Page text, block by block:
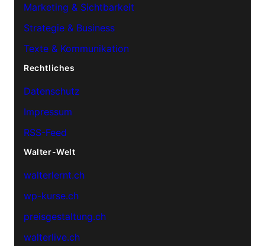
Marketing & Sichtbarkeit
Strategie & Business
Texte & Kommunikation
Rechtliches
Datenschutz
Impressum
RSS-Feed
Walter-Welt
walterlernt.ch
wp-kurse.ch
preisgestaltung.ch
walterlive.ch